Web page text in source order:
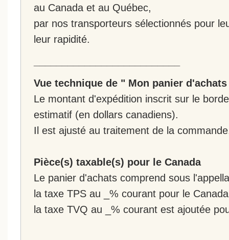
au Canada et au Québec,
par nos transporteurs sélectionnés pour
leur rapidité.
Vue technique de " Mon panier
Le montant d'expédition inscrit sur le
estimatif (en dollars canadiens).
Il est ajusté au traitement de la
Pièce(s) taxable(s) pour le Canada
Le panier d'achats comprend sous
la taxe TPS au _% courant pour le
la taxe TVQ au _% courant est ajoutée